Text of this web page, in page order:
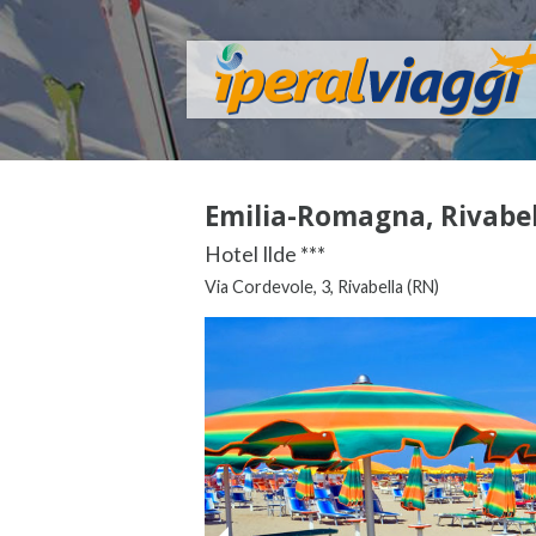
Emilia-Romagna,
Hotel Ilde ***
Via Cordevole, 3, Rivabella (RN)